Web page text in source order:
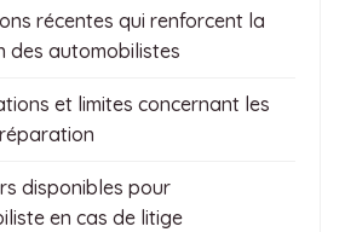
récentes qui renforcent la
des automobilistes
et limites concernant les
disponibles pour
en cas de litige